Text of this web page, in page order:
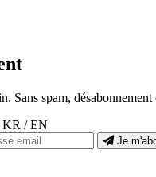
Sans spam,
KR / EN
Je